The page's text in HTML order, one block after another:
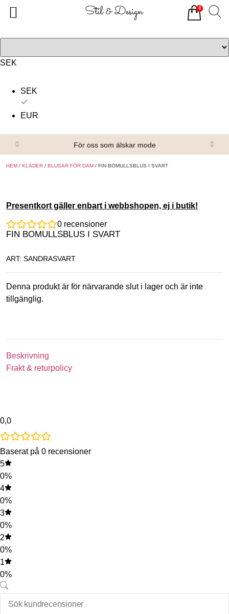
SEK
SEK
EUR
För oss som älskar mode
HEM / KLÄDER / BLUSAR FÖR DAM / FIN BOMULLSBLUS I SVART
Presentkort gäller enbart i webbshopen, ej i butik!
0 recensioner
FIN BOMULLSBLUS I SVART
ART: SANDRASVART
Denna produkt är för närvarande slut i lager och är inte
tillgänglig.
Beskrivning
Frakt & returpolicy
0,0
Baserat på 0 recensioner
5
0%
4
0%
3
0%
2
0%
1
0%
0
Alla produkter
Om oss